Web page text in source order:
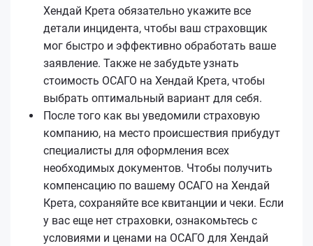
Хендай Крета обязательно укажите все
детали инцидента, чтобы ваш страховщик
мог быстро и эффективно обработать ваше
заявление. Также не забудьте узнать
стоимость ОСАГО на Хендай Крета, чтобы
выбрать оптимальный вариант для себя.
После того как вы уведомили страховую
компанию, на место происшествия прибудут
специалисты для оформления всех
необходимых документов. Чтобы получить
компенсацию по вашему ОСАГО на Хендай
Крета, сохраняйте все квитанции и чеки. Если
у вас еще нет страховки, ознакомьтесь с
условиями и ценами на ОСАГО для Хендай